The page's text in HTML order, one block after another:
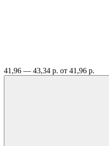
41,96 — 43,34 р. от 41,96 р.